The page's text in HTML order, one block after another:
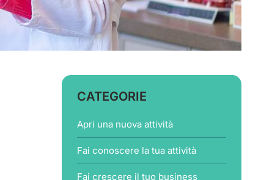
CATEGORIE
Apri una nuova attività
Fai conoscere la tua attività
Fai crescere il tuo business